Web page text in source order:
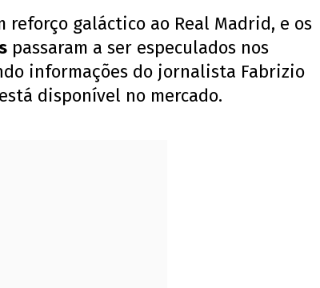
reforço galáctico ao Real Madrid, e os
passaram a ser especulados nos
informações do jornalista Fabrizio
disponível no mercado.